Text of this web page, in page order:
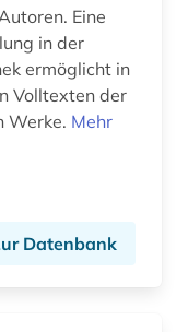
Eine
in der
ermöglicht in
Volltexten der
Werke. Mehr
Datenbank